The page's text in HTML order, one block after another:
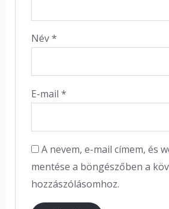
Név*
E-mail*
A nevem, e-mail címem, és
mentése a böngészőben a
hozzászólásomhoz.